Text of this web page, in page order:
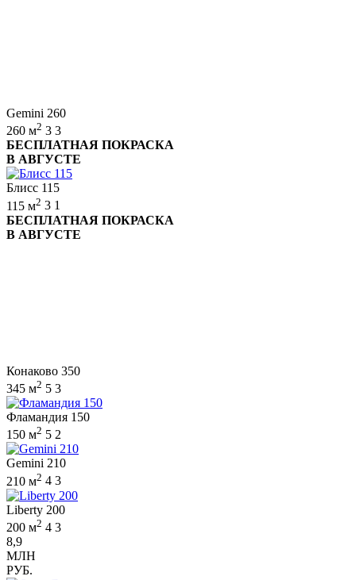
Gemini 260
260 м2 3 3
БЕСПЛАТНАЯ ПОКРАСКА
В АВГУСТЕ
Блисс 115
115 м2 3 1
БЕСПЛАТНАЯ ПОКРАСКА
В АВГУСТЕ
Конаково 350
345 м2 5 3
Фламандия 150
150 м2 5 2
Gemini 210
210 м2 4 3
Liberty 200
200 м2 4 3
8,9
МЛН
РУБ.